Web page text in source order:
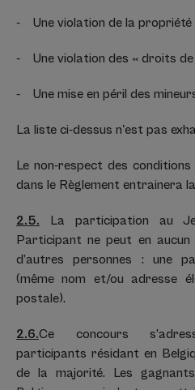
- Une violation de la propriété
- Une violation des « droits de
- Une mise en péril des
La liste ci-dessus n'est pas
Le non-respect des
dans le Règlement entrainera
2.5. La participation au
Participant ne peut en
d’autres personnes : une
(même nom et/ou adresse
postale).
2.6.Ce concours
participants résidant en
de la majorité. Les